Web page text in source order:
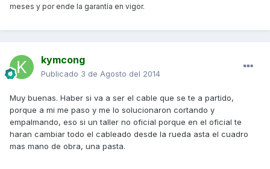
meses y por ende la garantía en vigor.
kymcong
Publicado 3 de Agosto del 2014
Muy buenas. Haber si va a ser el cable que se te a partido,
porque a mi me paso y me lo solucionaron cortando y
empalmando, eso si un taller no oficial porque en el oficial te
haran cambiar todo el cableado desde la rueda asta el cuadro
mas mano de obra, una pasta.